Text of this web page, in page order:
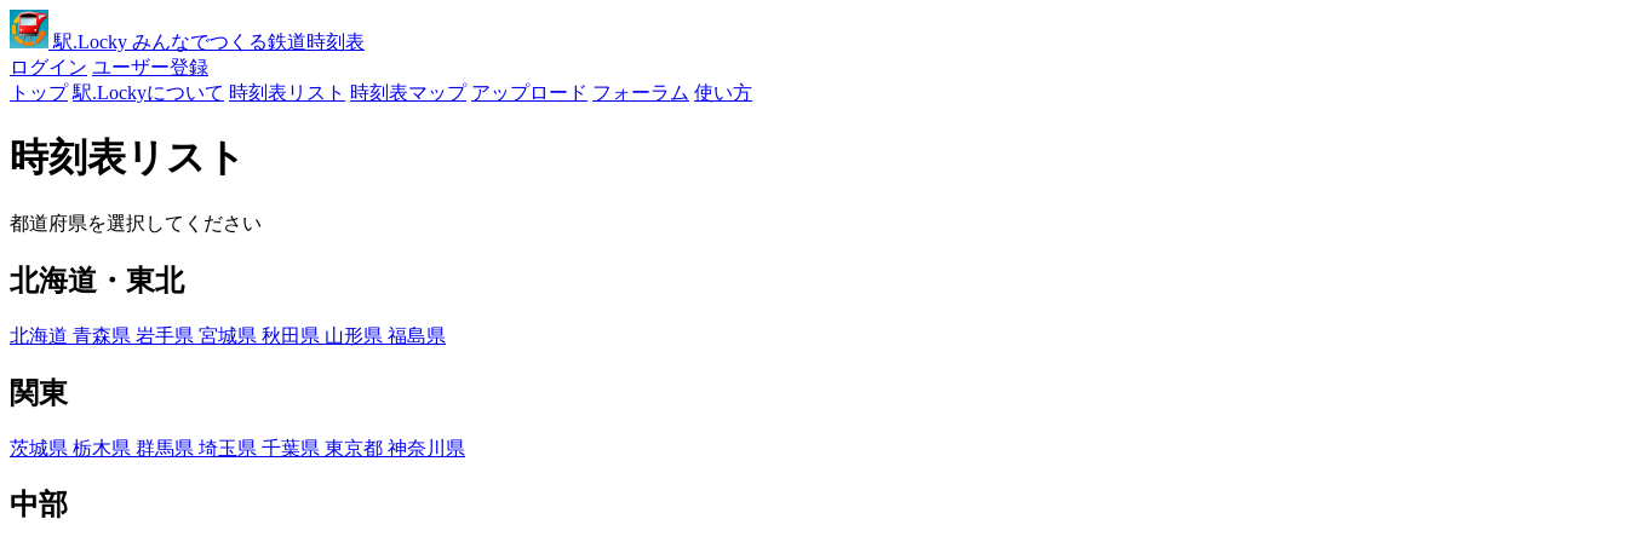
駅.Locky みんなでつくる鉄道時刻表
ログイン ユーザー登録
トップ 駅.Lockyについて 時刻表リスト 時刻表マップ アップロード フォーラム 使い方
時刻表リスト
都道府県を選択してください
北海道・東北
北海道 青森県 岩手県 宮城県 秋田県 山形県 福島県
関東
茨城県 栃木県 群馬県 埼玉県 千葉県 東京都 神奈川県
中部